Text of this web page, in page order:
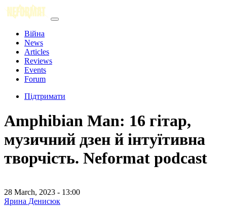
Війна
News
Articles
Reviews
Events
Forum
Підтримати
Amphibian Man: 16 гітар,
музичний дзен й інтуїтивна
творчість. Neformat podcast
28 March, 2023 - 13:00
Ярина Денисюк